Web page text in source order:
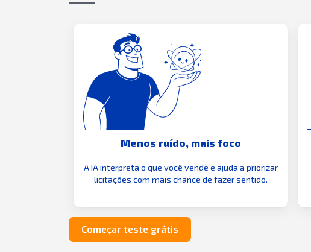
Menos ruído, mais foco
A IA interpreta o que você vende e ajuda a priorizar
licitações com mais chance de fazer sentido.
Começar teste grátis